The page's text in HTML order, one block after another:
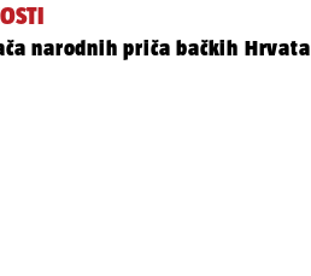
narodnih priča bačkih Hrvata